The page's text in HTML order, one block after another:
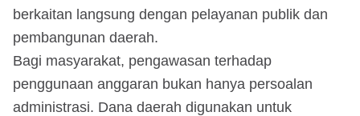
berkaitan langsung dengan pelayanan publik dan
pembangunan daerah.
Bagi masyarakat, pengawasan terhadap
penggunaan anggaran bukan hanya persoalan
administrasi. Dana daerah digunakan untuk